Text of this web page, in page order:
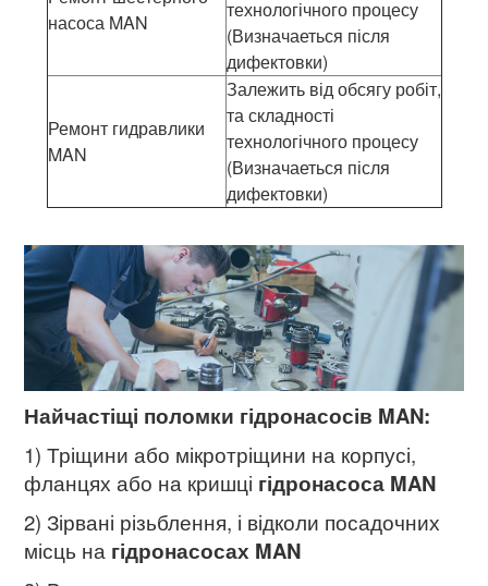
насоса MAN
технологічного процесу
(Визначаеться після
дифектовки)
Ремонт гидравлики
MAN
Залежить від обсягу робіт,
та складності
технологічного процесу
(Визначаеться після
дифектовки)
Найчастіщі поломки гідронасосів MAN:
1) Тріщини або мікротріщини на корпусі,
фланцях або на кришці гідронасоса MAN
2) Зірвані різьблення, і відколи посадочних
місць на гідронасосах MAN